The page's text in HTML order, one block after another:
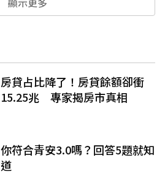
房貸占比降了！房貸餘額卻衝
15.25兆 專家揭房市真相
你符合青安3.0嗎？回答5題就知
道